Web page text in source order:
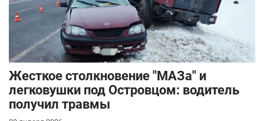
Жесткое столкновение "МАЗа" и
легковушки под Островцом: водитель
получил травмы